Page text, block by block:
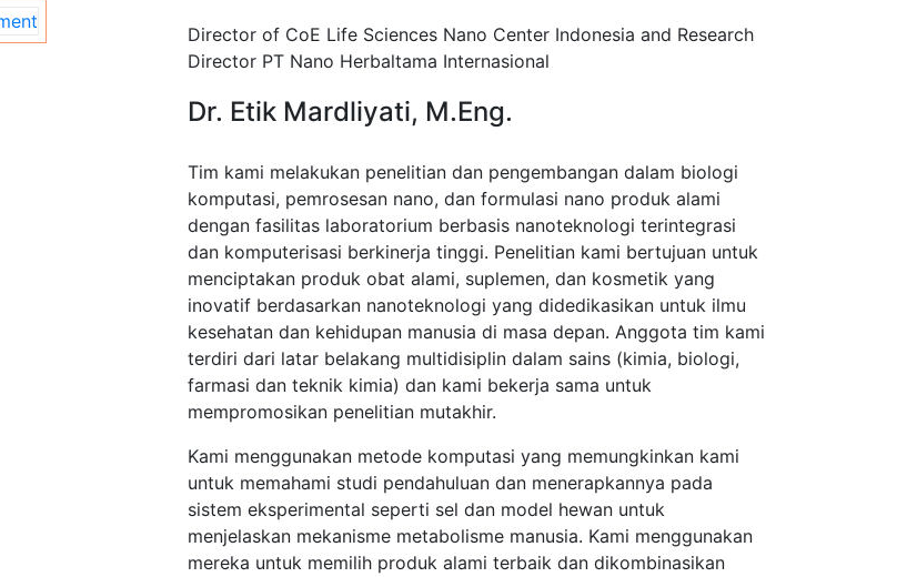
Director of CoE Life Sciences Nano Center Indonesia and Research
Director PT Nano Herbaltama Internasional
Dr. Etik Mardliyati, M.Eng.
Tim kami melakukan penelitian dan pengembangan dalam biologi
komputasi, pemrosesan nano, dan formulasi nano produk alami
dengan fasilitas laboratorium berbasis nanoteknologi terintegrasi
dan komputerisasi berkinerja tinggi. Penelitian kami bertujuan untuk
menciptakan produk obat alami, suplemen, dan kosmetik yang
inovatif berdasarkan nanoteknologi yang didedikasikan untuk ilmu
kesehatan dan kehidupan manusia di masa depan. Anggota tim kami
terdiri dari latar belakang multidisiplin dalam sains (kimia, biologi,
farmasi dan teknik kimia) dan kami bekerja sama untuk
mempromosikan penelitian mutakhir.
Kami menggunakan metode komputasi yang memungkinkan kami
untuk memahami studi pendahuluan dan menerapkannya pada
sistem eksperimental seperti sel dan model hewan untuk
menjelaskan mekanisme metabolisme manusia. Kami menggunakan
mereka untuk memilih produk alami terbaik dan dikombinasikan